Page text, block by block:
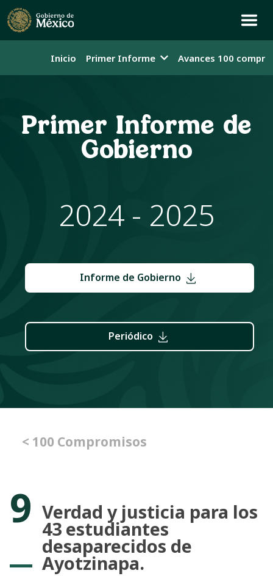
Inicio Primer Informe Avances 100
Primer Informe de
Gobierno
2024 - 2025
Informe de Gobierno
Periódico
< 100 Compromisos
9 Verdad y justicia para los
43 estudiantes
desaparecidos de
Ayotzinapa.